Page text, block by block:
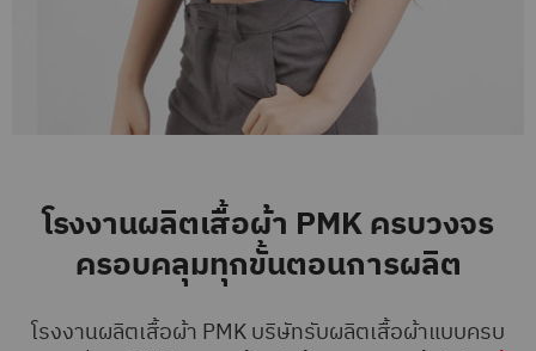
โรงงานผลิตเสื้อผ้า PMK ครบวงจร
ครอบคลุมทุกขั้นตอนการผลิต
โรงงานผลิตเสื้อผ้า PMK บริษัทรับผลิตเสื้อผ้าแบบครบ